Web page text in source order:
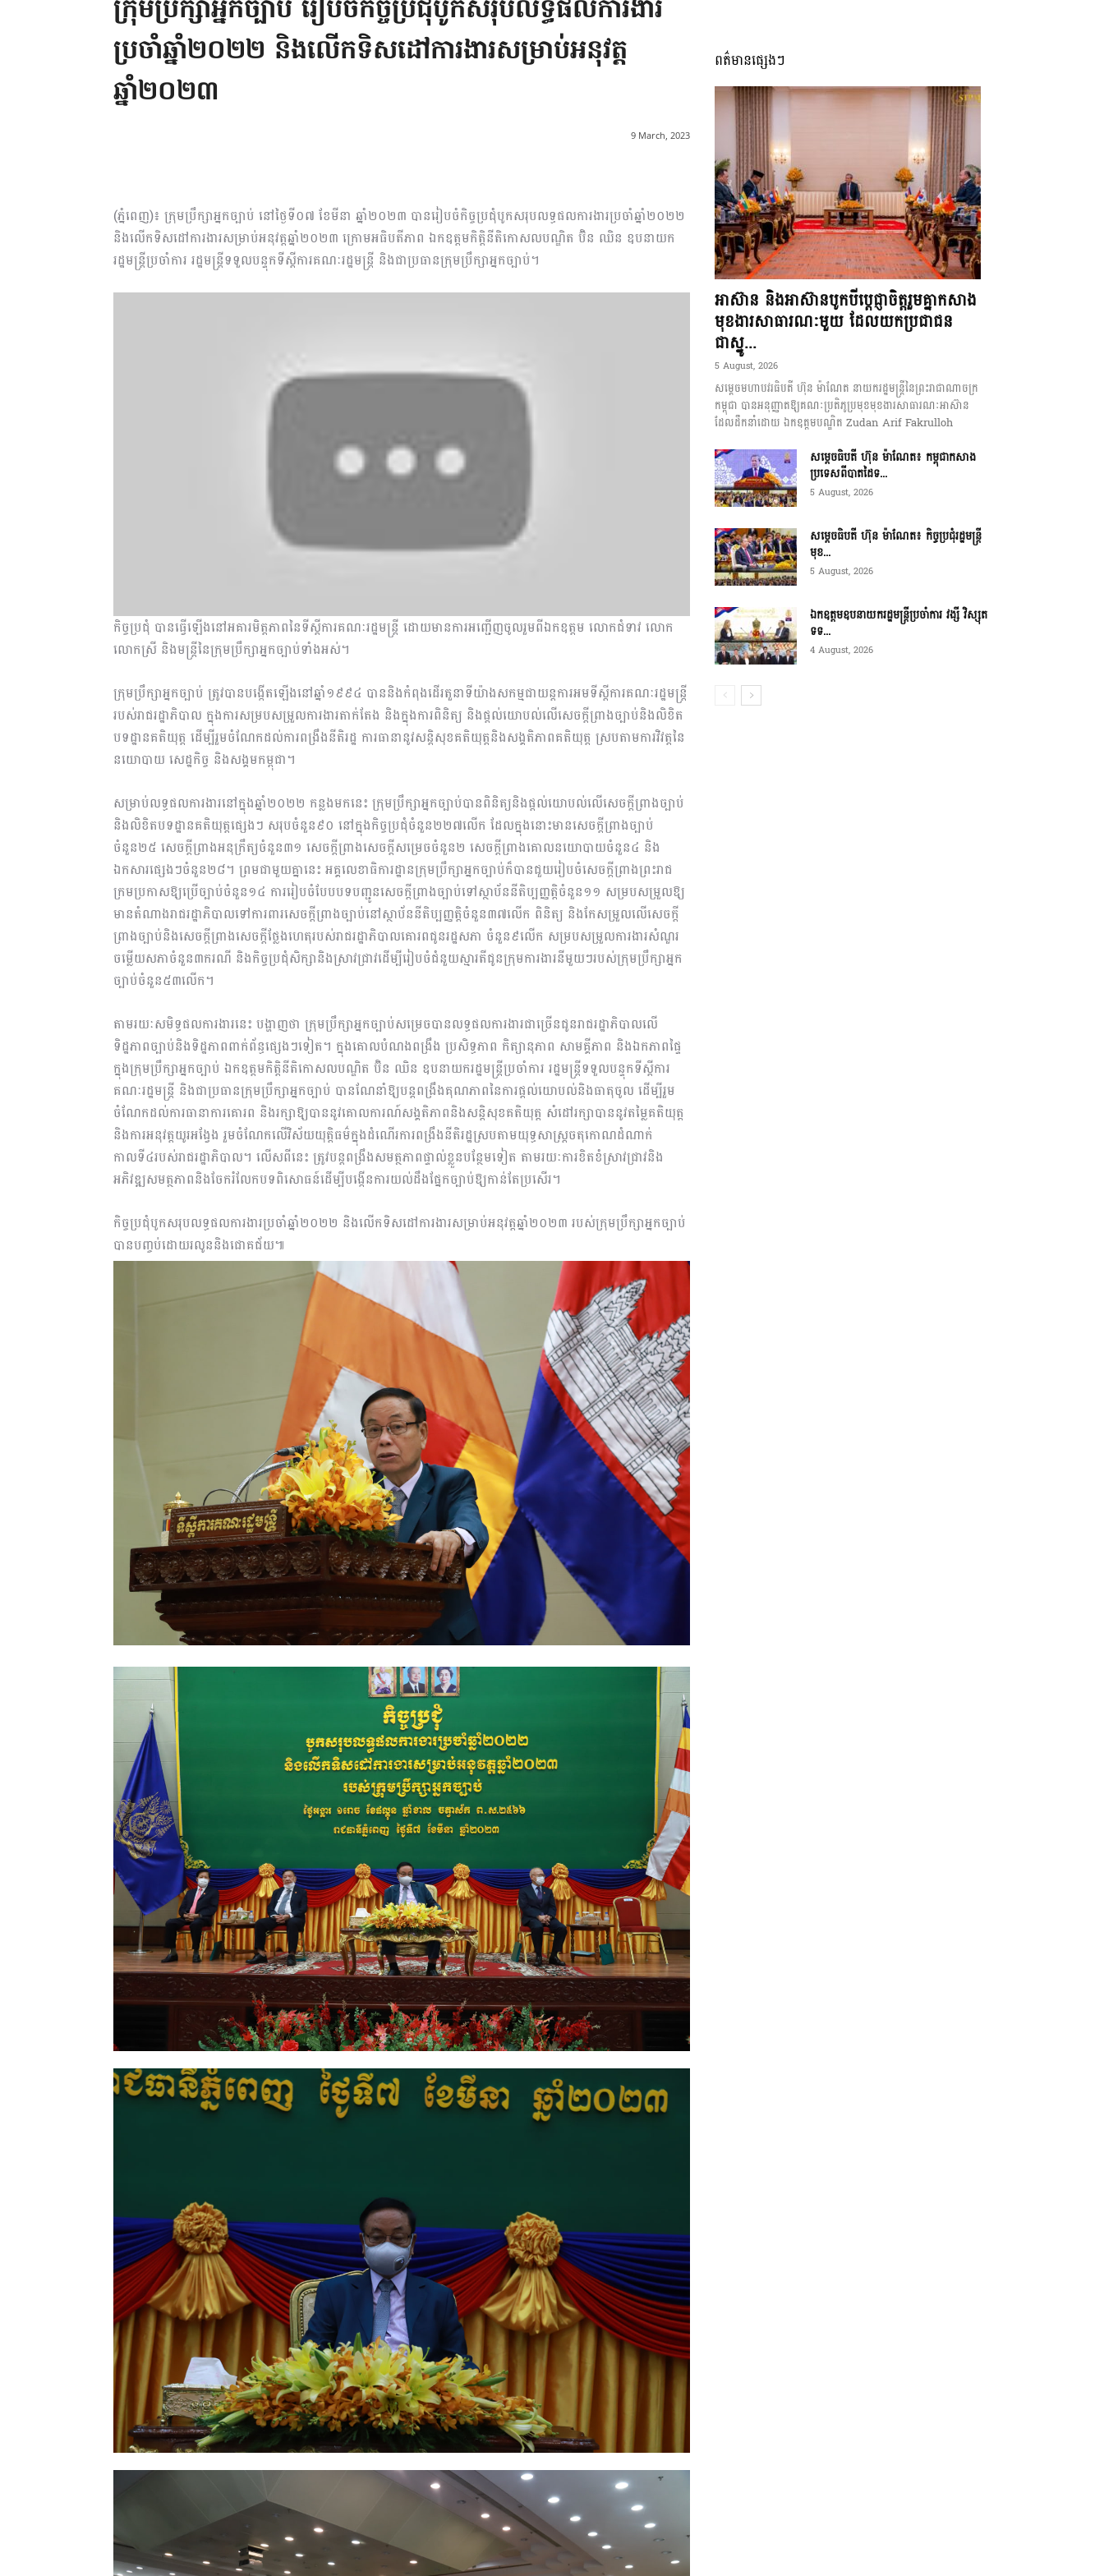
រហ័ស
ក្រុមប្រឹក្សាអ្នកច្បាប់ រៀបចំកិច្ចប្រជុំបូកសរុបលទ្ធផលការងារ
ប្រចាំឆ្នាំ២០២២ និងលើកទិសដៅការងារសម្រាប់អនុវត្ត
ឆ្នាំ២០២៣
9 March, 2023
(ភ្នំពេញ)៖ ក្រុមប្រឹក្សាអ្នកច្បាប់ នៅថ្ងៃទី០៧ ខែមីនា ឆ្នាំ២០២៣ បានរៀបចំកិច្ចប្រជុំបូកសរុបលទ្ធផលការងារប្រចាំឆ្នាំ២០២២
និងលើកទិសដៅការងារសម្រាប់អនុវត្តឆ្នាំ២០២៣ ក្រោមអធិបតីភាព ឯកឧត្តមកិត្តិនីតិកោសលបណ្ឌិត ប៊ិន ឈិន ឧបនាយក
រដ្ឋមន្រ្តីប្រចាំការ រដ្ឋមន្រ្តីទទួលបន្ទុកទីស្ដីការគណៈរដ្ឋមន្រ្តី និងជាប្រធានក្រុមប្រឹក្សាអ្នកច្បាប់។
កិច្ចប្រជុំ បានធ្វើឡើងនៅអគារមិត្តភាពនៃទីស្ដីការគណៈរដ្ឋមន្រ្តី ដោយមានការអញ្ជើញចូលរួមពីឯកឧត្តម លោកជំទាវ លោក
លោកស្រី និងមន្រ្តីនៃក្រុមប្រឹក្សាអ្នកច្បាប់ទាំងអស់។
ក្រុមប្រឹក្សាអ្នកច្បាប់ ត្រូវបានបង្កើតឡើងនៅឆ្នាំ១៩៩៤ បាននិងកំពុងដើរតួនាទីយ៉ាងសកម្មជាយន្តការអមទីស្តីការគណៈរដ្ឋមន្រ្តី
របស់រាជរដ្ឋាភិបាល ក្នុងការសម្របសម្រួលការងារតាក់តែង និងក្នុងការពិនិត្យ និងផ្តល់យោបល់លើសេចក្តីព្រាងច្បាប់និងលិខិត
បទដ្ឋានគតិយុត្ត ដើម្បីរួមចំណែកដល់ការពង្រឹងនីតិរដ្ឋ ការធានានូវសន្តិសុខគតិយុត្តនិងសង្គតិភាពគតិយុត្ត ស្របតាមការវិវត្តនៃ
នយោបាយ សេដ្ឋកិច្ច និងសង្គមកម្ពុជា។
សម្រាប់លទ្ធផលការងារនៅក្នុងឆ្នាំ២០២២ កន្លងមកនេះ ក្រុមប្រឹក្សាអ្នកច្បាប់បានពិនិត្យនិងផ្តល់យោបល់លើសេចក្តីព្រាងច្បាប់
និងលិខិតបទដ្ឋានគតិយុត្តផ្សេងៗ សរុបចំនួន៩០ នៅក្នុងកិច្ចប្រជុំចំនួន២២៧លើក ដែលក្នុងនោះមានសេចក្ដីព្រាងច្បាប់
ចំនួន២៥ សេចក្ដីព្រាងអនុក្រឹត្យចំនួន៣១ សេចក្ដីព្រាងសេចក្ដីសម្រេចចំនួន២ សេចក្ដីព្រាងគោលនយោបាយចំនួន៤ និង
ឯកសារផ្សេងៗចំនួន២៨។ ព្រមជាមួយគ្នានេះ អគ្គលេខាធិការដ្ឋានក្រុមប្រឹក្សាអ្នកច្បាប់ក៏បានជួយរៀបចំសេចក្តីព្រាងព្រះរាជ
ក្រមប្រកាសឱ្យប្រើច្បាប់ចំនួន១៤ ការរៀបចំបែបបទបញ្ជូនសេចក្តីព្រាងច្បាប់ទៅស្ថាប័ននីតិប្បញ្ញត្តិចំនួន១១ សម្របសម្រួលឱ្យ
មានតំណាងរាជរដ្ឋាភិបាលទៅការពារសេចក្តីព្រាងច្បាប់នៅស្ថាប័ននីតិប្បញ្ញត្តិចំនួន៣៧លើក ពិនិត្យ និងកែសម្រួលលើសេចក្ដី
ព្រាងច្បាប់និងសេចក្ដីព្រាងសេចក្ដីថ្លែងហេតុរបស់រាជរដ្ឋាភិបាលគោរពជូនរដ្ឋសភា ចំនួន៩លើក សម្របសម្រួលការងារសំណួរ
ចម្លើយសភាចំនួន៣ករណី និងកិច្ចប្រជុំសិក្សានិងស្រាវជ្រាវដើម្បីរៀបចំជំនួយស្មារតីជូនក្រុមការងារនីមួយៗរបស់ក្រុមប្រឹក្សាអ្នក
ច្បាប់ចំនួន៥៣លើក។
តាមរយៈសមិទ្ធផលការងារនេះ បង្ហាញថា ក្រុមប្រឹក្សាអ្នកច្បាប់សម្រេចបានលទ្ធផលការងារជាច្រើនជូនរាជរដ្ឋាភិបាលលើ
ទិដ្ឋភាពច្បាប់និងទិដ្ឋភាពពាក់ព័ន្ធផ្សេងៗទៀត។ ក្នុងគោលបំណងពង្រឹង ប្រសិទ្ធភាព កិត្យានុភាព សាមគ្គីភាព និងឯកភាពផ្ទៃ
ក្នុងក្រុមប្រឹក្សាអ្នកច្បាប់ ឯកឧត្តមកិតិ្តនីតិកោសលបណ្ឌិត ប៊ិន ឈិន ឧបនាយករដ្ឋមន្ត្រីប្រចាំការ រដ្ឋមន្ត្រីទទួលបន្ទុកទីស្តីការ
គណៈរដ្ឋមន្ត្រី និងជាប្រធានក្រុមប្រឹក្សាអ្នកច្បាប់ បានណែនាំឱ្យបន្តពង្រឹងគុណភាពនៃការផ្តល់យោបល់និងធាតុចូល ដើម្បីរួម
ចំណែកដល់ការធានាការគោរព និងរក្សាឱ្យបាននូវគោលការណ៍សង្គតិភាពនិងសន្តិសុខគតិយុត្ត សំដៅរក្សាបាននូវតម្លៃគតិយុត្ត
និងការអនុវត្តយូរអង្វែង រួមចំណែកលើវិស័យយុត្តិធម៌ក្នុងដំណើរការពង្រឹងនីតិរដ្ឋស្របតាមយុទ្ធសាស្រ្តចតុកោណដំណាក់
កាលទី៤របស់រាជរដ្ឋាភិបាល។ លើសពីនេះ ត្រូវបន្តពង្រឹងសមត្ថភាពផ្ទាល់ខ្លួនបន្ថែមទៀត តាមរយៈការខិតខំស្រាវជ្រាវនិង
អភិវឌ្ឍសមត្ថភាពនិងចែករំលែកបទពិសោធន៍ដើម្បីបង្កើនការយល់ដឹងផ្នែកច្បាប់ឱ្យកាន់តែប្រសើរ។
កិច្ចប្រជុំបូកសរុបលទ្ធផលការងារប្រចាំឆ្នាំ២០២២ និងលើកទិសដៅការងារសម្រាប់អនុវត្តឆ្នាំ២០២៣ របស់ក្រុមប្រឹក្សាអ្នកច្បាប់
បានបញ្ចប់ដោយរលូននិងជោគជ័យ៕
ពត៌មានផ្សេងៗ
អាស៊ាន និងអាស៊ានបូកបីប្តេជ្ញាចិត្តរួមគ្នាកសាង
មុខងារសាធារណៈមួយ ដែលយកប្រជាជន
ជាស្នូ...
5 August, 2026
សម្តេចមហាបវរធិបតី ហ៊ុន ម៉ាណែត នាយករដ្ឋមន្ត្រីនៃព្រះរាជាណាចក្រ
កម្ពុជា បានអនុញ្ញាតឱ្យគណៈប្រតិភូប្រមុខមុខងារសាធារណៈអាស៊ាន
ដែលដឹកនាំដោយ ឯកឧត្តមបណ្ឌិត Zudan Arif Fakrulloh
សម្ដេចធិបតី ហ៊ុន ម៉ាណែត៖ កម្ពុជាកសាង
ប្រទេសពីបាតដៃទ...
5 August, 2026
សម្ដេចធិបតី ហ៊ុន ម៉ាណែត៖ កិច្ចប្រជុំរដ្ឋមន្ត្រី
មុខ...
5 August, 2026
ឯកឧត្តមឧបនាយករដ្ឋមន្ត្រីប្រចាំការ វង្សី វិស្សុត
ទទ...
4 August, 2026